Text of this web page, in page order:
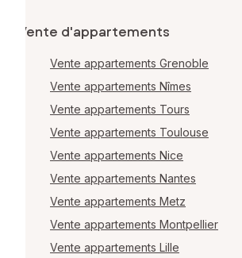
Vente d'appartements
Vente appartements Grenoble
Vente appartements Nîmes
Vente appartements Tours
Vente appartements Toulouse
Vente appartements Nice
Vente appartements Nantes
Vente appartements Metz
Vente appartements Montpellier
Vente appartements Lille